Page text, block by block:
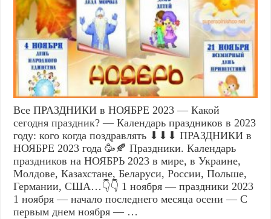
Все ПРАЗДНИКИ в НОЯБРЕ 2023 — Какой
сегодня праздник? — Календарь праздников в 2023
году: кого когда поздравлять ⬇⬇⬇ ПРАЗДНИКИ в
НОЯБРЕ 2023 года 🥳🍂 Праздники. Календарь
праздников на НОЯБРЬ 2023 в мире, в Украине,
Молдове, Казахстане, Беларуси, России, Польше,
Германии, США…👇👇 1 ноября — праздники 2023
1 ноября — начало последнего месяца осени — С
первым днем ноября — …